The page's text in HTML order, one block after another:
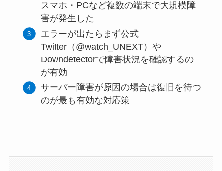
スマホ・PCなど複数の端末で大規模障
害が発生した
エラーが出たらまず公式
Twitter（@watch_UNEXT）や
Downdetectorで障害状況を確認するの
が有効
サーバー障害が原因の場合は復旧を待つ
のが最も有効な対応策